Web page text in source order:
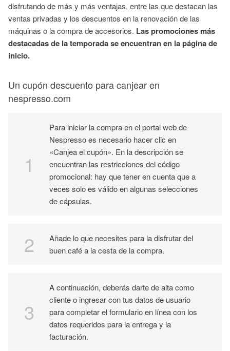
disfrutando de más y más ventajas, entre las que destacan las
ventas privadas y los descuentos en la renovación de las
máquinas o la compra de accesorios. Las promociones más
destacadas de la temporada se encuentran en la página de
inicio.
Un cupón descuento para canjear en
nespresso.com
Para iniciar la compra en el portal web de
Nespresso es necesario hacer clic en
«Canjea el cupón». En la descripción se
encuentran las restricciones del código
promocional: hay que tener en cuenta que a
veces solo es válido en algunas selecciones
de cápsulas.
Añade lo que necesites para la disfrutar del
buen café a la cesta de la compra.
A continuación, deberás darte de alta como
cliente o ingresar con tus datos de usuario
para completar el formulario en línea con los
datos requeridos para la entrega y la
facturación.